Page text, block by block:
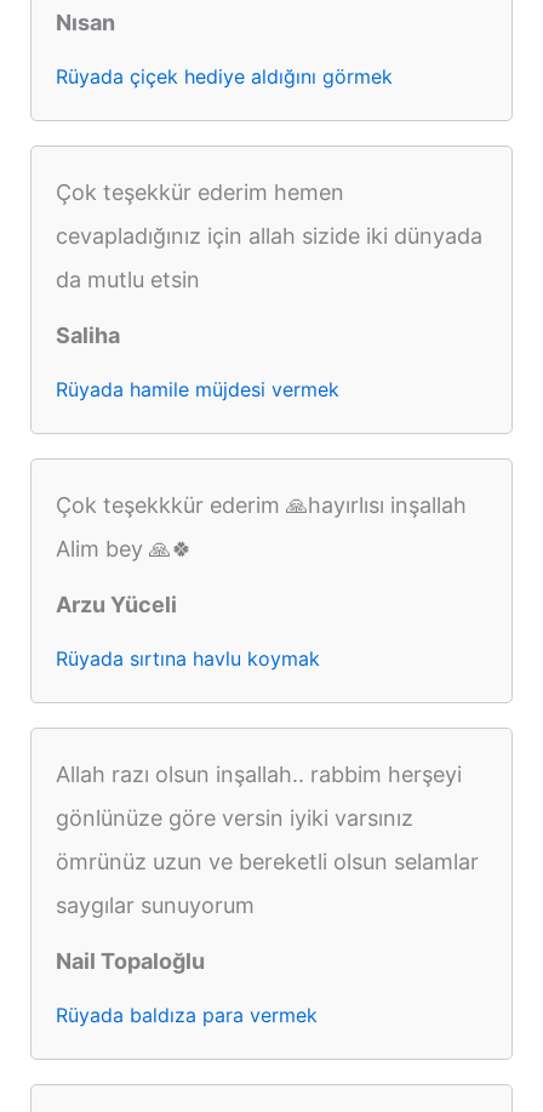
Nısan
Rüyada çiçek hediye aldığını görmek
Çok teşekkür ederim hemen
cevapladığınız için allah sizide iki dünyada
da mutlu etsin
Saliha
Rüyada hamile müjdesi vermek
Çok teşekkkür ederim 🙏hayırlısı inşallah
Alim bey 🙏🍀
Arzu Yüceli
Rüyada sırtına havlu koymak
Allah razı olsun inşallah.. rabbim herşeyi
gönlünüze göre versin iyiki varsınız
ömrünüz uzun ve bereketli olsun selamlar
saygılar sunuyorum
Nail Topaloğlu
Rüyada baldıza para vermek